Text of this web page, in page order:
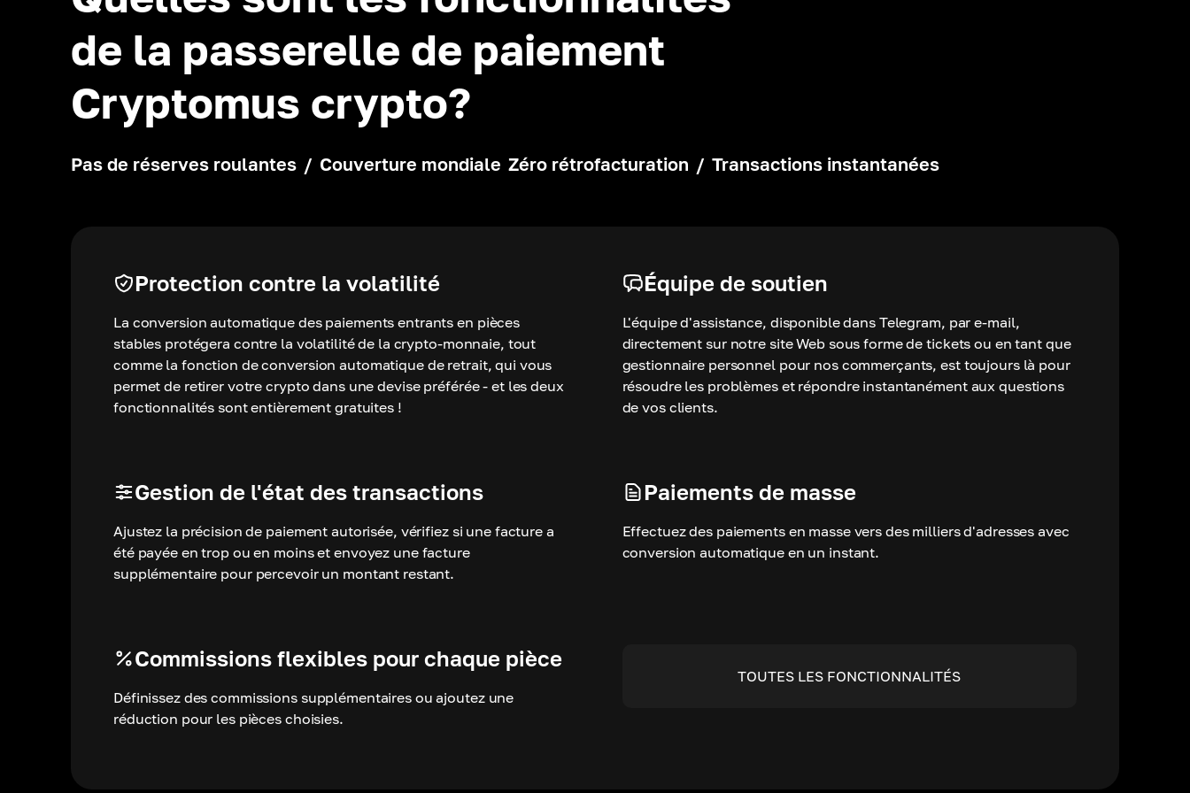
de la passerelle de paiement
Cryptomus crypto?
Pas de réserves roulantes / Couverture mondiale Zéro rétrofacturation / Transactions instantanées
Protection contre la volatilité
La conversion automatique des paiements entrants en pièces
stables protégera contre la volatilité de la crypto-monnaie, tout
comme la fonction de conversion automatique de retrait, qui vous
permet de retirer votre crypto dans une devise préférée - et les deux
fonctionnalités sont entièrement gratuites !
Équipe de soutien
L'équipe d'assistance, disponible dans Telegram, par e-mail,
directement sur notre site Web sous forme de tickets ou en tant que
gestionnaire personnel pour nos commerçants, est toujours là pour
résoudre les problèmes et répondre instantanément aux questions
de vos clients.
Gestion de l'état des transactions
Ajustez la précision de paiement autorisée, vérifiez si une facture a
été payée en trop ou en moins et envoyez une facture
supplémentaire pour percevoir un montant restant.
Paiements de masse
Effectuez des paiements en masse vers des milliers d'adresses avec
conversion automatique en un instant.
Commissions flexibles pour chaque pièce
Définissez des commissions supplémentaires ou ajoutez une
réduction pour les pièces choisies.
TOUTES LES FONCTIONNALITÉS